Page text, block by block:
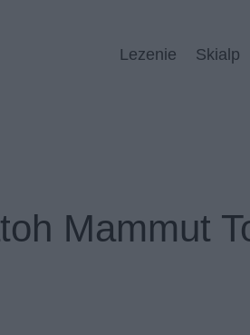
Lezenie Skialp
Mammut